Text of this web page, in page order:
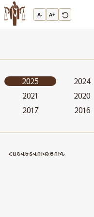
Արդարադատության
Ակադեմիա
A- A+
2025 2024
2021
2020
2017
2016
ՀԱՇՎԵՏՎՈՒԹՅՈՒՆ